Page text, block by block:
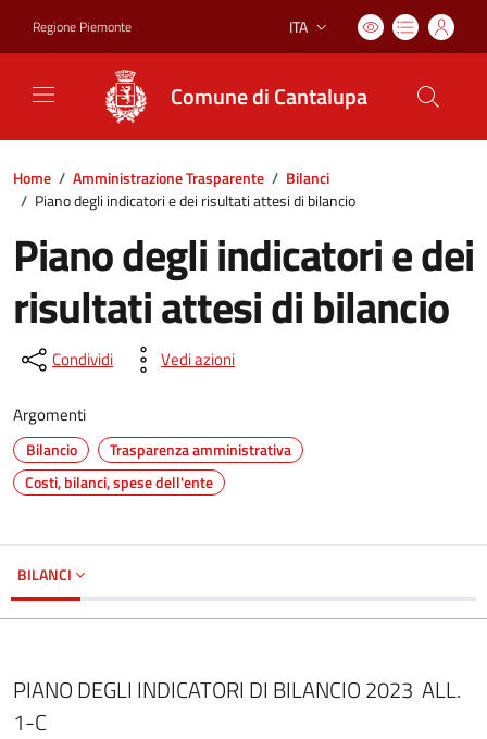
Regione Piemonte Lingua attiva:
ITA
Comune di Cantalupa
Home / Amministrazione Trasparente / Bilanci
/ Piano degli indicatori e dei risultati attesi di bilancio
Piano degli indicatori e dei
risultati attesi di bilancio
Condividi Vedi azioni
Argomenti
Bilancio
Trasparenza amministrativa
Costi, bilanci, spese dell'ente
BILANCI
PIANO DEGLI INDICATORI DI BILANCIO 2023 ALL.
1-C